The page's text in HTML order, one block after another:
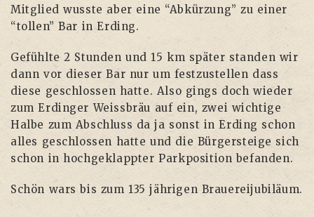
Mit­glied wuss­te aber eine “Abkür­zung” zu einer
“tol­len” Bar in Erding.
Gefühl­te 2 Stun­den und 15 km spä­ter stan­den wir
dann vor die­ser Bar nur um fest­zu­stel­len dass
die­se geschlos­sen hat­te. Also gings doch wie­der
zum Erdin­ger Weiss­bräu auf ein, zwei wich­ti­ge
Hal­be zum Abschluss da ja sonst in Erding schon
alles geschlos­sen hat­te und die Bür­ger­stei­ge sich
schon in hoch­ge­klapp­ter Park­po­si­ti­on befanden.
Schön wars bis zum 135 jäh­ri­gen Brauereijubiläum.